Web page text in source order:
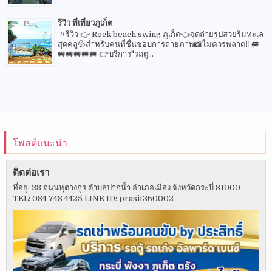
รีวิว ที่เที่ยวภูเก็ต
#รีวิว 👉 Rock beach swing ภูเก็ต👈จุดถ่ายรูปสวยริมทะเล
สุดคลู💦สำหรับคนที่ชื่นชอบการถ่ายภาพ📸ไม่ควรพลาด‼️ 🚐
🚐🚐🚐🚐🚐 👉บริการ"รถตู...
โพสต์แนะนำ
ติดต่อเรา
ที่อยู่: 28 ถนนหุตางกูร ตำบลปากน้ำ อำเภอเมือง จังหวัดกระบี่ 81000
TEL: 084 748 4425 LINE ID: prasit360002